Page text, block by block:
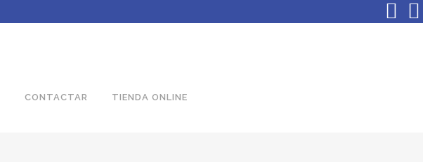
CONTACTAR TIENDA ONLINE